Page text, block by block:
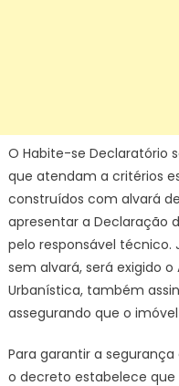
O Habite-se Declaratório
que atendam a critérios
construídos com alvará
apresentar a Declaração
pelo responsável técnico.
sem alvará, será exigido
Urbanística, também
assegurando que o
Para garantir a
o decreto estabelece